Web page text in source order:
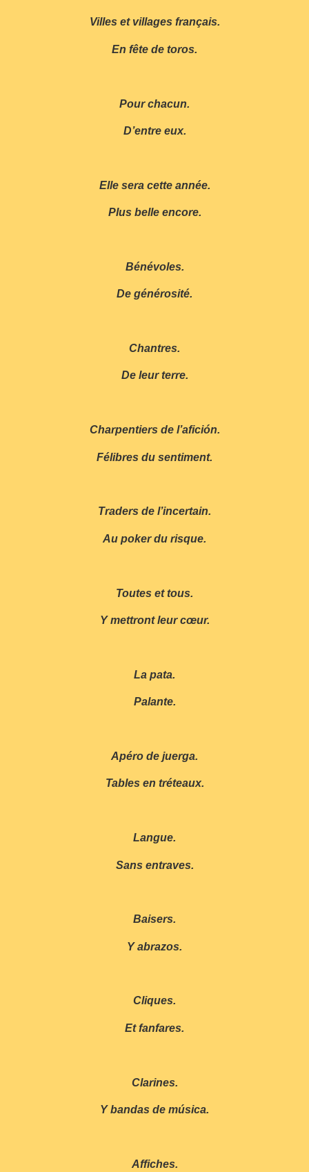
Villes et villages français.
En fête de toros.
Pour chacun.
D’entre eux.
Elle sera cette année.
Plus belle encore.
Bénévoles.
De générosité.
Chantres.
De leur terre.
Charpentiers de l’afición.
Félibres du sentiment.
Traders de l’incertain.
Au poker du risque.
Toutes et tous.
Y mettront leur cœur.
La pata.
Palante.
Apéro de juerga.
Tables en tréteaux.
Langue.
Sans entraves.
Baisers.
Y abrazos.
Cliques.
Et fanfares.
Clarines.
Y bandas de música.
Affiches.